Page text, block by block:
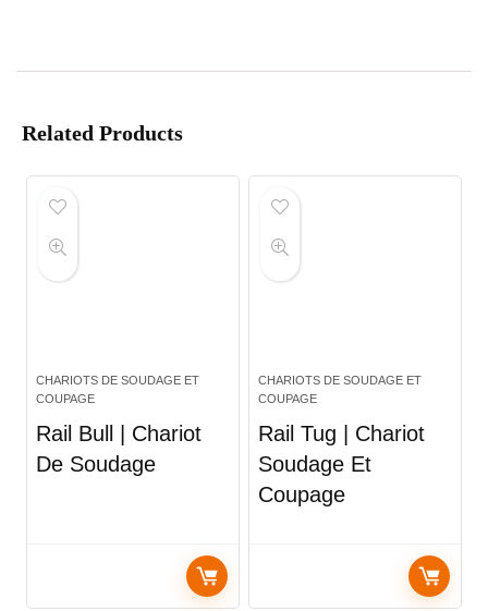
Related Products
CHARIOTS DE SOUDAGE ET
COUPAGE
Rail Bull | Chariot
De Soudage
CHARIOTS DE SOUDAGE ET
COUPAGE
Rail Tug | Chariot
Soudage Et
Coupage